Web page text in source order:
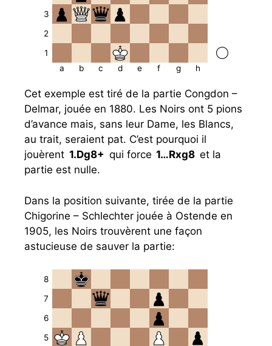
3
2
1
a
b c d e f g h
Cet exemple est tiré de la partie Congdon –
Delmar, jouée en 1880. Les Noirs ont 5 pions
d’avance mais, sans leur Dame, les Blancs,
au trait, seraient pat. C’est pourquoi il
jouèrent 1.Dg8+ qui force 1…Rxg8 et la
partie est nulle.
Dans la position suivante, tirée de la partie
Chigorine – Schlechter jouée à Ostende en
1905, les Noirs trouvèrent une façon
astucieuse de sauver la partie:
8
7
6
5